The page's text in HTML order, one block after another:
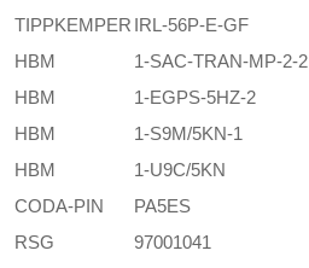
TIPPKEMPER IRL-56P-E-GF
HBM
1-SAC-TRAN-MP-2-2
HBM
1-EGPS-5HZ-2
HBM
1-S9M/5KN-1
HBM
1-U9C/5KN
CODA-PIN
PA5ES
RSG
97001041